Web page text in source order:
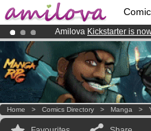
Amilova Kickstarter is
Premium membership
Already 134393members
Home > Comics Directory > Manga >